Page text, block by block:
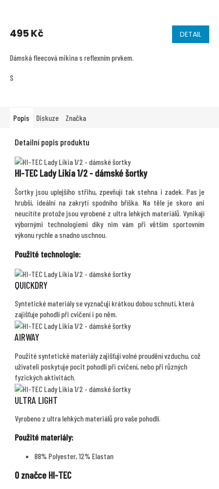
495 Kč DETAIL
Dámská fleecová mikina s reflexním prvkem.
S
Popis Diskuze Značka
Detailní popis produktu
HI-TEC Lady Likia 1/2 - dámské šortky
Šortky jsou uplejšího střihu, zpevňují tak stehna i zadek. Pas je
hrubší, ideální na zakrytí spodního bříška. Na těle je skoro ani
neucítíte protože jsou vyrobené z ultra lehkých materiálů. Vynikají
výbornými technologiemi díky nim vám při větším sportovním
výkonu rychle a snadno uschnou.
Použité technologie:
QUICKDRY
Syntetické materiály se vyznačují krátkou dobou schnutí, která
zajišťuje pohodlí při cvičení i po něm.
AIRWAY
Použité syntetické materiály zajišťují volné proudění vzduchu, což
uživateli poskytuje pocit pohodlí při cvičení, nebo při různých
fyzických aktivitách.
ULTRA LIGHT
Vyrobeno z ultra lehkých materiálů pro vaše pohodlí.
Použité materiály:
88% Polyester, 12% Elastan
O značce HI-TEC